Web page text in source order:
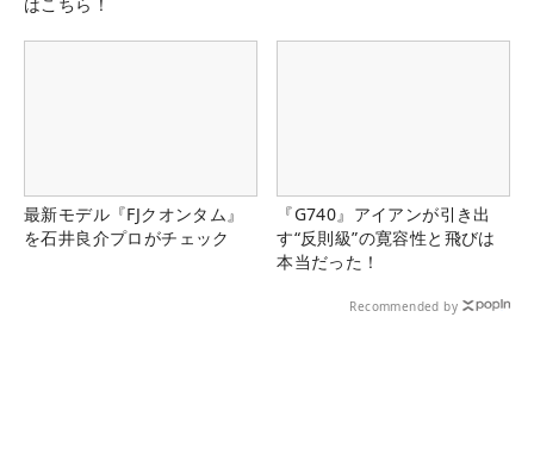
最新モデル『FJクオンタム』
を石井良介プロがチェック
『G740』アイアンが引き出
す“反則級”の寛容性と飛びは
本当だった！
Recommended by